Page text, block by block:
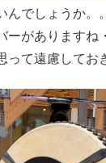
んでしょうか。
ーがありますね
て遠慮してお